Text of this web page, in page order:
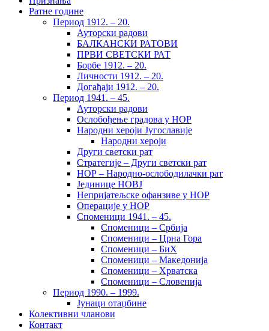
Ратне године
Период 1912. – 20.
Ауторски радови
БАЛКАНСКИ РАТОВИ
ПРВИ СВЕТСКИ РАТ
Борбе 1912. – 20.
Личности 1912. – 20.
Догађаји 1912. – 20.
Период 1941. – 45.
Ауторски радови
Ослобођење градова у НОР
Народни хероји Југославије
Народни хероји
Други светски рат
Стратегије – Други светски рат
НОР – Народно-ослободилачки рат
Јединице НОВЈ
Непријатељске офанзиве у НОР
Операције у НОР
Споменици 1941. – 45.
Споменици – Србија
Споменици – Црна Гора
Споменици – БиХ
Споменици – Македонија
Споменици – Хрватска
Споменици – Словенија
Период 1990. – 1999.
Јунаци отаџбине
Колективни чланови
Контакт